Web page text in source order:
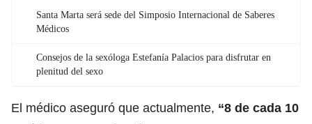
Santa Marta será sede del Simposio Internacional de Saberes
Médicos
Consejos de la sexóloga Estefanía Palacios para disfrutar en
plenitud del sexo
El médico aseguró que actualmente, “8 de cada 10